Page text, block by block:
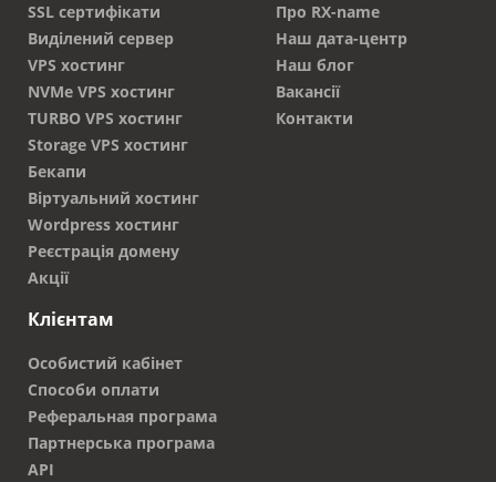
SSL сертифікати
Виділений сервер
VPS хостинг
NVMe VPS хостинг
TURBO VPS хостинг
Storage VPS хостинг
Бекапи
Віртуальний хостинг
Wordpress хостинг
Реєстрація домену
Акції
Про RX-name
Наш дата-центр
Наш блог
Вакансії
Контакти
Клієнтам
Особистий кабінет
Способи оплати
Реферальная програма
Партнерська програма
API